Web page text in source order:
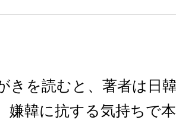
きを読むと、著者は日
嫌韓に抗する気持ちで